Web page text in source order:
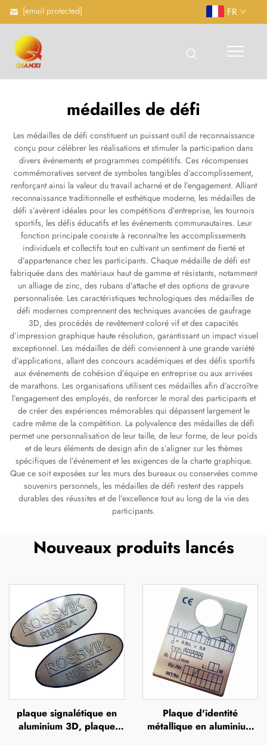
[email protected] FR
médailles de défi
Les médailles de défi constituent un puissant outil de reconnaissance
conçu pour célébrer les réalisations et stimuler la participation dans
divers événements et programmes compétitifs. Ces récompenses
commémoratives servent de symboles tangibles d’accomplissement,
renforçant ainsi la valeur du travail acharné et de l’engagement. Alliant
reconnaissance traditionnelle et esthétique moderne, les médailles de
défi s’avèrent idéales pour les compétitions d’entreprise, les tournois
sportifs, les défis éducatifs et les événements communautaires. Leur
fonction principale consiste à reconnaître les accomplissements
individuels et collectifs tout en cultivant un sentiment de fierté et
d’appartenance chez les participants. Chaque médaille de défi est
fabriquée dans des matériaux haut de gamme et résistants, notamment
un alliage de zinc, des rubans d’attache et des options de gravure
personnalisée. Les caractéristiques technologiques des médailles de
défi modernes comprennent des techniques avancées de gaufrage
3D, des procédés de revêtement coloré vif et des capacités
d’impression graphique haute résolution, garantissant un impact visuel
exceptionnel. Les médailles de défi conviennent à une grande variété
d’applications, allant des concours académiques et des défis sportifs
aux événements de cohésion d’équipe en entreprise ou aux arrivées
de marathons. Les organisations utilisent ces médailles afin d’accroître
l’engagement des employés, de renforcer le moral des participants et
de créer des expériences mémorables qui dépassent largement le
cadre même de la compétition. La polyvalence des médailles de défi
permet une personnalisation de leur taille, de leur forme, de leur poids
et de leurs éléments de design afin de s’aligner sur les thèmes
spécifiques de l’événement et les exigences de la charte graphique.
Que ce soit exposées sur les murs des bureaux ou conservées comme
souvenirs personnels, les médailles de défi restent des rappels
durables des réussites et de l’excellence tout au long de la vie des
participants.
Nouveaux produits lancés
plaque signalétique en
aluminium 3D, plaque
Plaque d'identité
métallique en aluminium